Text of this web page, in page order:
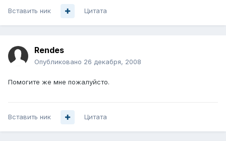
Вставить ник Цитата
Rendes
Опубликовано 26 декабря, 2008
Помогите же мне пожалуйсто.
Вставить ник Цитата